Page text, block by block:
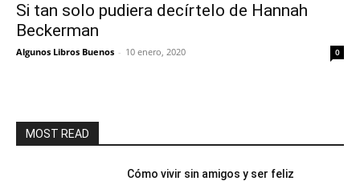
Si tan solo pudiera decírtelo de Hannah
Beckerman
Algunos Libros Buenos - 10 enero, 2020 0
MOST READ
Cómo vivir sin amigos y ser feliz